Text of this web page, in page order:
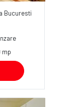
Bucuresti
mp